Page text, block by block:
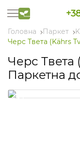
Головна Паркет
Черс Твета (Kährs
Черс Твета
Паркетна